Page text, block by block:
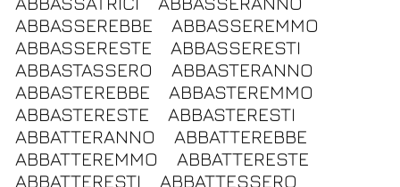
ABBASSEREBBE
ABBASSEREMMO
ABBASSERESTE
ABBASSERESTI
ABBASTASSERO
ABBASTERANNO
ABBASTEREBBE
ABBASTEREMMO
ABBASTERESTE
ABBASTERESTI
ABBATTERANNO
ABBATTEREBBE
ABBATTEREMMO
ABBATTERESTE
ABBATTERESTI
ABBATTESSERO